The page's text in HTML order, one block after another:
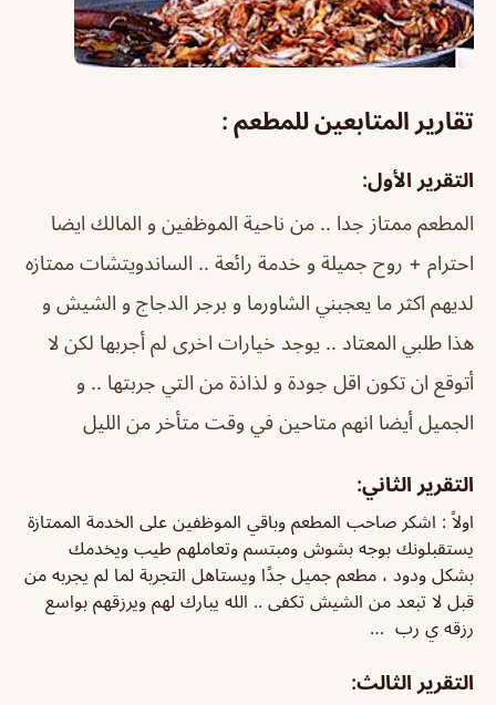
تقارير المتابعين للمطعم :
التقرير الأول:
المطعم ممتاز جدا .. من ناحية الموظفين و المالك ايضا
احترام + روح جميلة و خدمة رائعة .. الساندويتشات ممتازه
لديهم اكثر ما يعجبني الشاورما و برجر الدجاج و الشيش و
هذا طلبي المعتاد .. يوجد خيارات اخرى لم أجربها لكن لا
أتوقع ان تكون اقل جودة و لذاذة من التي جربتها .. و
الجميل أيضا انهم متاحين في وقت متأخر من الليل
التقرير الثاني:
اولاً : اشكر صاحب المطعم وباقي الموظفين على الخدمة الممتازة
يستقبلونك بوجه بشوش ومبتسم وتعاملهم طيب ويخدمك
بشكل ودود ، مطعم جميل جدًا ويستاهل التجربة لما لم يجربه من
قبل لا تبعد من الشيش تكفى .. الله يبارك لهم ويرزقهم بواسع
رزقه ي رب …
التقرير الثالث: